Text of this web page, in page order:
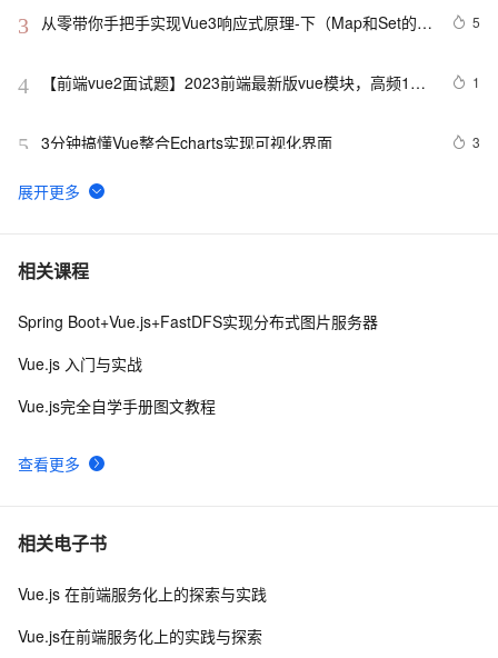
3
从零带你手把手实现Vue3响应式原理-下（Map和Set的处
5
4
【前端vue2面试题】2023前端最新版vue模块，高频17
1
5 3分钟搞懂Vue整合Echarts实现可视化界面 3
6
手拉手带你用 Vue3 + VantUI 写一个移动端脚手架 系列
7 前端组件之Bootstrap与Ant design of Vue
8 vue3源码解析 --- 组件渲染：vnode 到真实 DOM 是如何
相关课程
查看更多
Spring Boot+Vue.js+FastDFS实现分布式图片服务器
Vue.js 入门与实战
Vue.js完全自学手册图文教程
相关电子书
Vue.js 在前端服务化上的探索与实践
Vue.js在前端服务化上的实践与探索